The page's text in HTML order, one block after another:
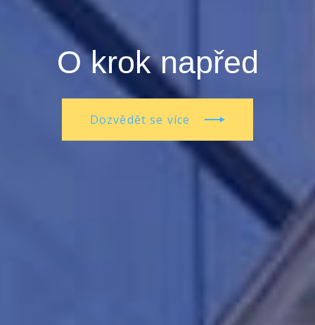
O krok napřed
Dozvědět se více